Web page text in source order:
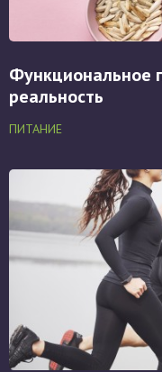
Функциональное
реальность
ПИТАНИЕ